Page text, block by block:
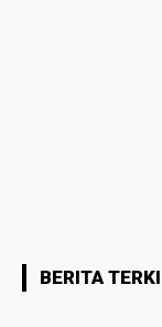
BERITA